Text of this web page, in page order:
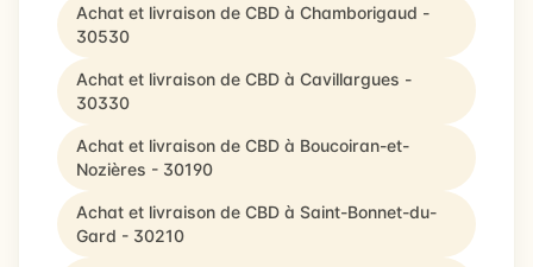
Achat et livraison de CBD à Chamborigaud -
30530
Achat et livraison de CBD à Cavillargues -
30330
Achat et livraison de CBD à Boucoiran-et-
Nozières - 30190
Achat et livraison de CBD à Saint-Bonnet-du-
Gard - 30210